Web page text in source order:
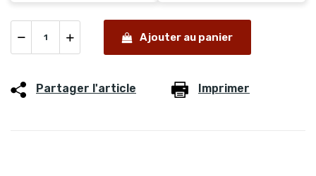
Ajouter au panier
Partager l'article Imprimer